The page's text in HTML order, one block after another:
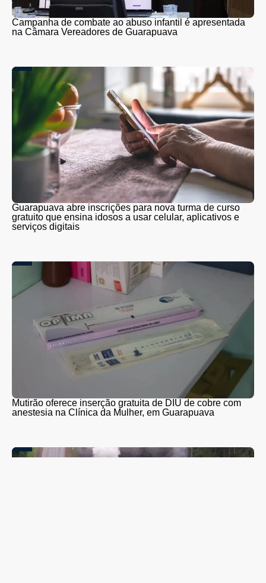
Campanha de combate ao abuso infantil é apresentada
na Câmara Vereadores de Guarapuava
Guarapuava abre inscrições para nova turma de curso
gratuito que ensina idosos a usar celular, aplicativos e
serviços digitais
Mutirão oferece inserção gratuita de DIU de cobre com
anestesia na Clínica da Mulher, em Guarapuava